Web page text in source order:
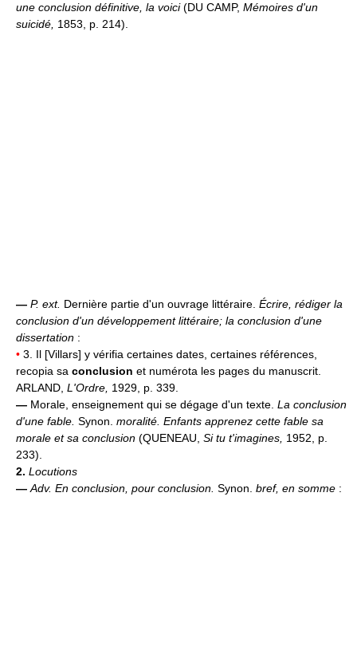
une conclusion définitive, la voici(DU CAMP, Mémoires d'un
suicidé, 1853, p. 214).
— P. ext. Dernière partie d'un ouvrage littéraire. Écrire, rédiger la
conclusion d'un développement littéraire; la conclusion d'une
dissertation :
• 3. Il [Villars] y vérifia certaines dates, certaines références,
recopia sa conclusion et numérota les pages du manuscrit.
ARLAND, L'Ordre, 1929, p. 339.
— Morale, enseignement qui se dégage d'un texte. La conclusion
d'une fable. Synon. moralité. Enfants apprenez cette fable sa
morale et sa conclusion (QUENEAU, Si tu t'imagines, 1952, p.
233).
2. Locutions
— Adv. En conclusion, pour conclusion. Synon. bref, en somme :